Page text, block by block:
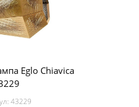
Eglo Chiavica
43229